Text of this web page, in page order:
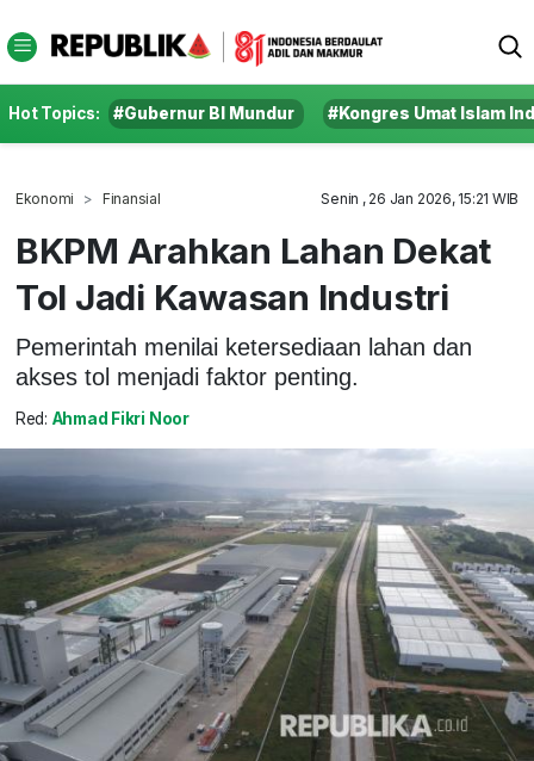
Hot Topics: #Gubernur BI Mundur #Kongres Umat Islam
Ekonomi Finansial Senin , 26 Jan 2026, 15:21 WIB
BKPM Arahkan Lahan Dekat
Tol Jadi Kawasan Industri
Pemerintah menilai ketersediaan lahan dan
akses tol menjadi faktor penting.
Red: Ahmad Fikri Noor